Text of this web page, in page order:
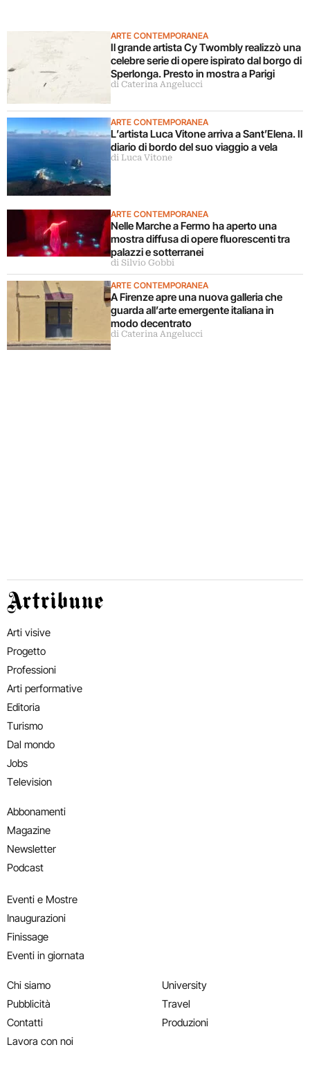
ARTE CONTEMPORANEA
Il grande artista Cy Twombly realizzò una
celebre serie di opere ispirato dal borgo di
Sperlonga. Presto in mostra a Parigi
di Caterina Angelucci
ARTE CONTEMPORANEA
L’artista Luca Vitone arriva a Sant’Elena. Il
diario di bordo del suo viaggio a vela
di Luca Vitone
ARTE CONTEMPORANEA
Nelle Marche a Fermo ha aperto una
mostra diffusa di opere fluorescenti tra
palazzi e sotterranei
di Silvio Gobbi
ARTE CONTEMPORANEA
A Firenze apre una nuova galleria che
guarda all’arte emergente italiana in
modo decentrato
di Caterina Angelucci
Artribune
Arti visive
Progetto
Professioni
Arti performative
Editoria
Turismo
Dal mondo
Jobs
Television
Abbonamenti
Magazine
Newsletter
Podcast
Eventi e Mostre
Inaugurazioni
Finissage
Eventi in giornata
Chi siamo
Pubblicità
Contatti
Lavora con noi
University
Travel
Produzioni